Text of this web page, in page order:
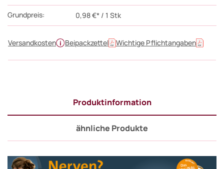
Versandkosten Beipackzettel Wichtige Pflichtangaben
Grundpreis: 0,98 €* / 1 Stk
Produktinformation
ähnliche Produkte